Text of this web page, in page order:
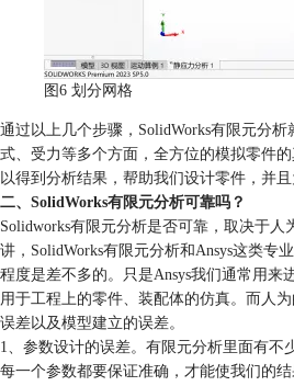
图6 划分网格
通过以上几个步骤，SolidWorks有限元分
式、受力等多个方面，全方位的模拟零件
以得到分析结果，帮助我们设计零件，并
二、SolidWorks有限元分析可靠吗？
Solidworks有限元分析是否可靠，取决于
讲，SolidWorks有限元分析和Ansys这类专
程度是差不多的。只是Ansys我们通常用来
用于工程上的零件、装配体的仿真。而人
误差以及模型建立的误差。
1、参数设计的误差。有限元分析里面有不
每一个参数都要保证准确，才能使我们的